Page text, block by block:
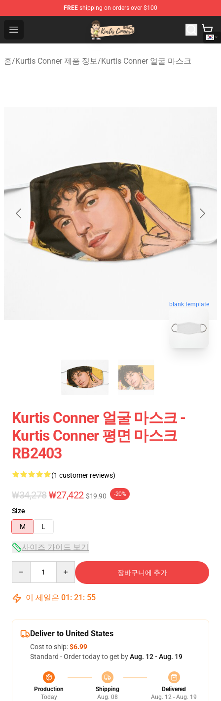
FREE shipping on orders over $100
Open menu
Kurtis Conner Store - Official Kurtis Conner Merchandise
홈/Kurtis Conner 제품 정보/Kurtis Conner 얼굴 마스크
blank template
Kurtis Conner 얼굴 마스크 -
Kurtis Conner 평면 마스크
RB2403
(1 customer reviews)
₩34,278₩27,422 $19.90 -20%
Size
M
L
사이즈 가이드 보기
장바구니에 추가
이 세일은 01 : 21 : 54
Deliver to United States
Cost to ship:$6.99
Standard - Order today to get byAug. 12 - Aug. 19
Production
Today
Shipping
Aug. 08
Delivered
Aug. 12 - Aug. 19